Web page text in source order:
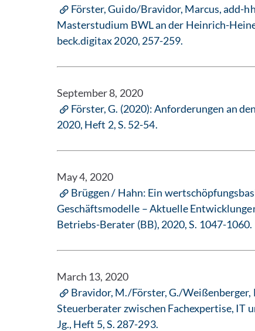
Förster, Guido/Bravidor, Marcus, add-
Masterstudium BWL an der Heinrich-
beck.digitax 2020, 257-259.
September 8, 2020
Förster, G. (2020): Anforderungen an
2020, Heft 2, S. 52-54.
May 4, 2020
Brüggen / Hahn: Ein
Geschäftsmodelle – Aktuelle
Betriebs-Berater (BB), 2020, S. 1047-1060.
March 13, 2020
Bravidor, M./Förster, G./
Steuerberater zwischen Fachexpertise, IT
Jg., Heft 5, S. 287-293.